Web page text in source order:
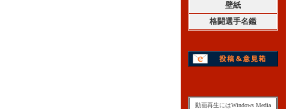
壁紙
格闘選手名鑑
動画再生にはWindows Media